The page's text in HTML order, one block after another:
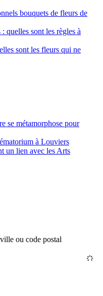
bouquets de fleurs de
quelles sont les règles à
sont les fleurs qui ne
se métamorphose pour
à Louviers
un lien avec les Arts
ou code postal